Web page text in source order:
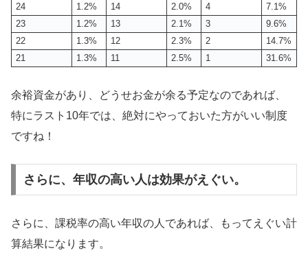
24
1.2% 14 2.0% 4
7.1%
23
1.2% 13 2.1% 3
9.6%
22
1.3% 12 2.3% 2
14.7%
21
1.3% 11 2.5% 1 31.6%
余裕資金があり、どうせお金が余る予定なのであれば、
特にラスト10年では、絶対にやっておいた方がいい制度
ですね！
さらに、年収の高い人は効果がえぐい。
さらに、課税率の高い年収の人であれば、もってえぐい計
算結果になります。